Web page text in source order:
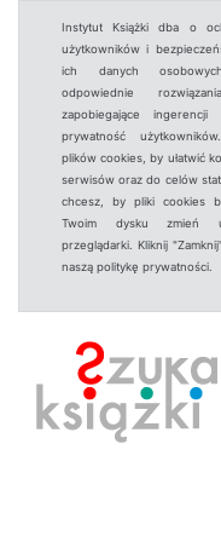
Instytut Książki dba o
użytkowników i
ich danych
odpowiednie
zapobiegające
prywatność
plików cookies, by ułatwić
serwisów oraz do celów
chcesz, by pliki cookies
Twoim dysku zmień
przeglądarki. Kliknij
naszą politykę prywatności.